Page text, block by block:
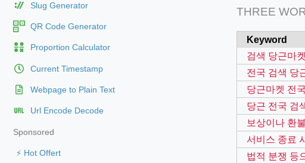
Slug Generator
QR Code Generator
Proportion Calculator
Current Timestamp
Webpage to Plain Text
Url Encode Decode
Sponsored
⚡ Hot Offert
THREE
Keyword
검색 당근마
전국 검색 당
당근마켓 전
당근 전국 검
보상이나 환
서비스 종료 시
법적 분쟁 등